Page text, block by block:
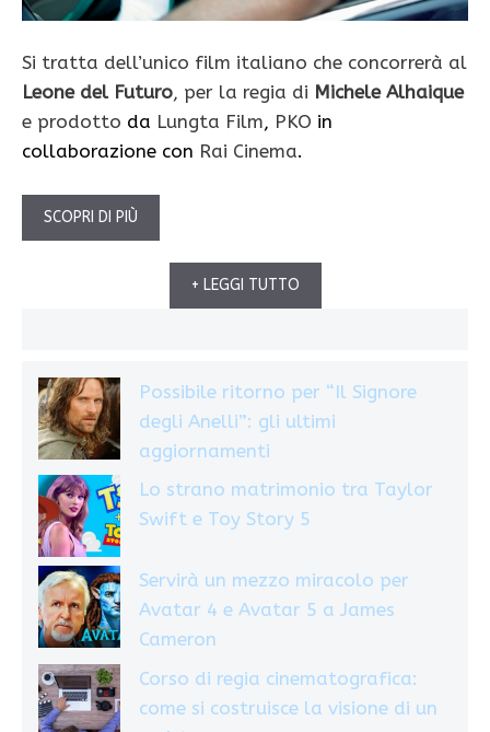
Si tratta dell’unico film italiano che concorrerà al
Leone del Futuro, per la regia di Michele Alhaique
e prodotto da Lungta Film, PKO in
collaborazione con Rai Cinema.
SCOPRI DI PIÙ
+ LEGGI TUTTO
Possibile ritorno per “Il Signore
degli Anelli”: gli ultimi
aggiornamenti
Lo strano matrimonio tra Taylor
Swift e Toy Story 5
Servirà un mezzo miracolo per
Avatar 4 e Avatar 5 a James
Cameron
Corso di regia cinematografica:
come si costruisce la visione di un